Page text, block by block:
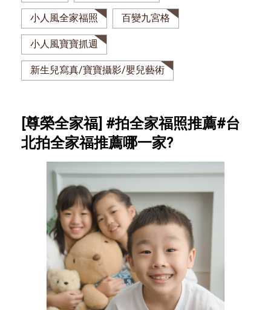
小人風全家福照 百變九宮格
小人風寶寶抓週
新生兒寫真/寶寶攝影/嬰兒藝術
[尊榮全家福] #拍全家福照推薦#台
北拍全家福推薦哪一家?